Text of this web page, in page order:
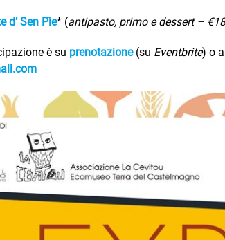
d’ Sen Pìe* (antipasto, primo e dessert –
è su prenotazione(su Eventbrite) o